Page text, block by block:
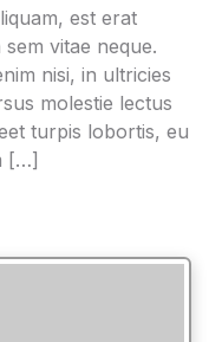
est erat
vitae neque.
nisi, in ultricies
molestie lectus
turpis lobortis, eu
[…]